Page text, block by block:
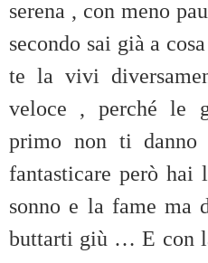
serena , con meno
secondo sai già a
te la vivi
veloce , perché le
primo non ti
fantasticare però hai
sonno e la fame ma
buttarti giù … E con